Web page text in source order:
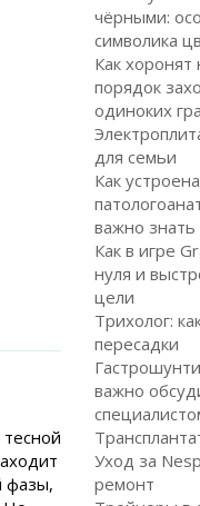
фазы,
чёрными:
символика
Как хоронят
порядок
одиноких
для семьи
Как
важно
Как в игре
нуля и
цели
Трихолог:
пересадки
важно
Уход за
ремонт